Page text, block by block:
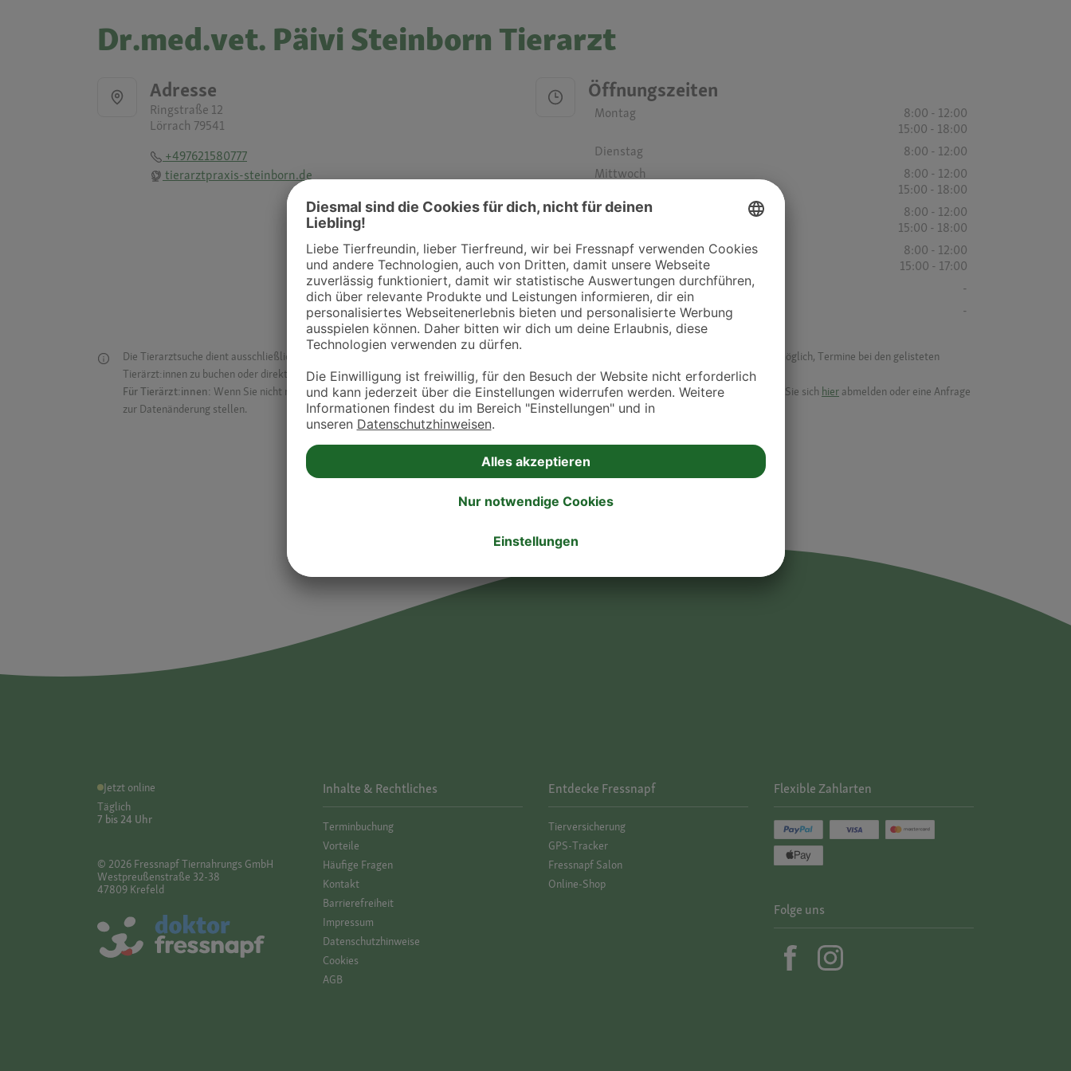
Dr.med.vet. Päivi Steinborn Tierarzt
Adresse
Ringstraße 12
Lörrach 79541
+497621580777
tierarztpraxis-steinborn.de
Öffnungszeiten
Montag
8:00 - 12:00
15:00 - 18:00
Dienstag
8:00 - 12:00
Mittwoch
8:00 - 12:00
15:00 - 18:00
Donnerstag
8:00 - 12:00
15:00 - 18:00
Freitag
8:00 - 12:00
15:00 - 17:00
Samstag
-
Sonntag
-
Die Tierarztsuche dient ausschließlich dazu, Tierarztpraxen und Kliniken in deiner Nähe übersichtlich anzuzeigen. Über Dr. Fressnapf ist es nicht möglich, Termine bei den gelisteten
Tierärzt:innen zu buchen oder direkt mit ihnen in Kontakt zu treten. Bitte wende dich hierfür direkt an die jeweilige Praxis oder Klinik.
Für Tierärzt:innen: Wenn Sie nicht mehr auf der Dr. Fressnapf Tierarztsuche als Praxis gelistet werden oder Ihre Daten ändern möchten, können Sie sich hier abmelden oder eine Anfrage
zur Datenänderung stellen.
Jetzt online
Täglich
7 bis 24 Uhr
© 2026 Fressnapf Tiernahrungs GmbH
Westpreußenstraße 32-38
47809 Krefeld
Inhalte & Rechtliches
Termin­buchung
Vorteile
Häufige Fragen
Kontakt
Barrierefreiheit
Impressum
Datenschutz­hinweise
Cookies
AGB
Entdecke Fressnapf
Tierversicherung
GPS-Tracker
Fressnapf Salon
Online-Shop
Flexible Zahlarten
Folge uns